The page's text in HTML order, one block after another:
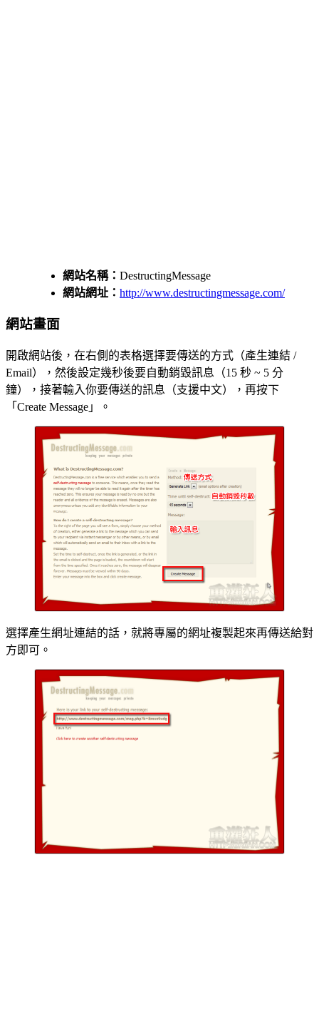
網站名稱： DestructingMessage
網站網址： http://www.destructingmessage.com/
網站畫面
開啟網站後，在右側的表格選擇要傳送的方式（產生連結 /
Email），然後設定幾秒後要自動銷毀訊息（15 秒 ~ 5 分
鐘），接著輸入你要傳送的訊息（支援中文），再按下
「Create Message」。
選擇產生網址連結的話，就將專屬的網址複製起來再傳送給對
方即可。